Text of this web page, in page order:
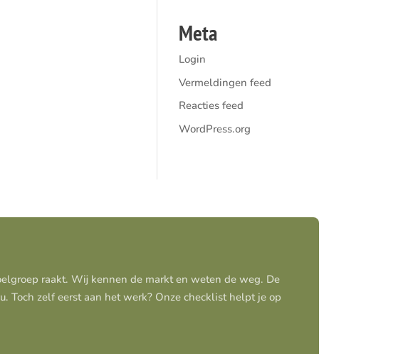
Meta
Login
Vermeldingen feed
Reacties feed
WordPress.org
raakt. Wij kennen de markt en weten de weg. De
Toch zelf eerst aan het werk? Onze checklist helpt je op